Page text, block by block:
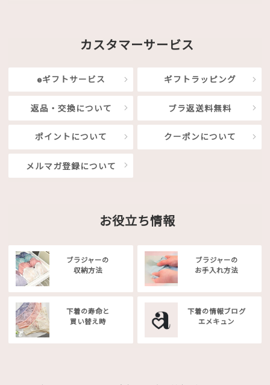
カスタマーサービス
eギフトサービス ギフトラッピング
返品・交換について ブラ返送料無料
ポイントについて クーポンについて
メルマガ登録について
お役立ち情報
ブラジャーの
収納方法
ブラジャーの
お手入れ方法
下着の寿命と
買い替え時
下着の情報ブログ
エメキュン